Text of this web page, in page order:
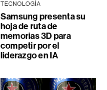
TECNOLOGÍA
Samsung presenta su
hoja de ruta de
memorias 3D para
competir por el
liderazgo en IA